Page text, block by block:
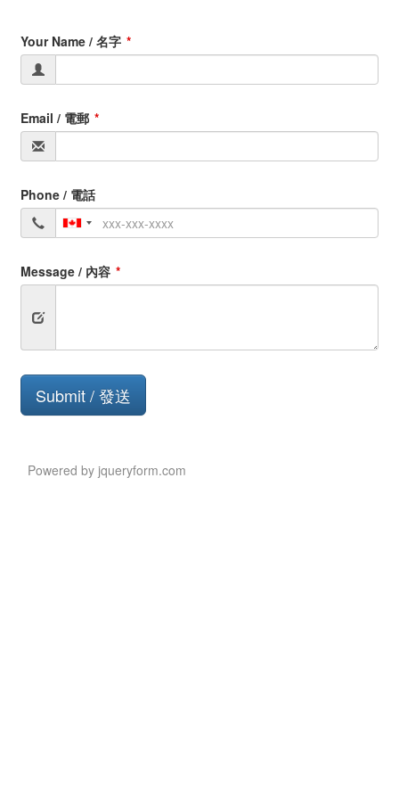
Your Name / 名字
Email / 電郵
Phone / 電話
Message / 內容
Submit
Button
Submit / 發送
Powered by jqueryform.com